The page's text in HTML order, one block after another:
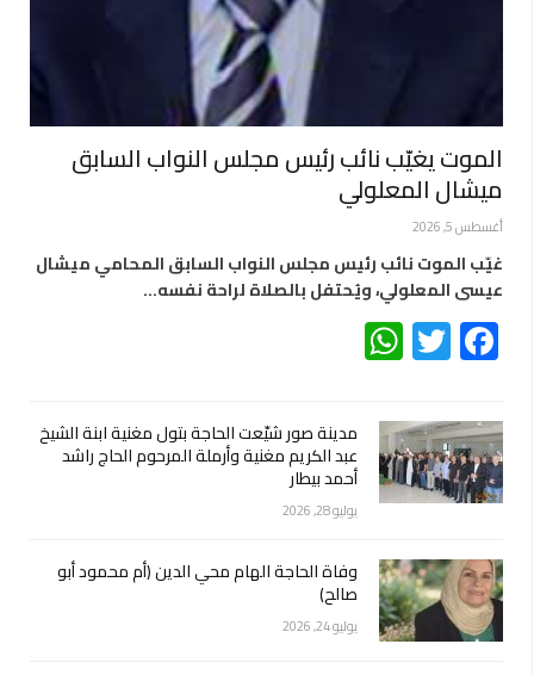
الموت يغيّب نائب رئيس مجلس النواب السابق
ميشال المعلولي
أغسطس 5, 2026
غيّب الموت نائب رئيس مجلس النواب السابق المحامي ميشال
عيسى المعلولي، ويُحتفل بالصلاة لراحة نفسه…
Facebook
Twitter
مدينة صور شيّعت الحاجة بتول مغنية ابنة الشيخ
عبد الكريم مغنية وأرملة المرحوم الحاج راشد
أحمد بيطار
يوليو 28, 2026
وفاة الحاجة الهام محي الدين (أم محمود أبو
صالح)
يوليو 24, 2026